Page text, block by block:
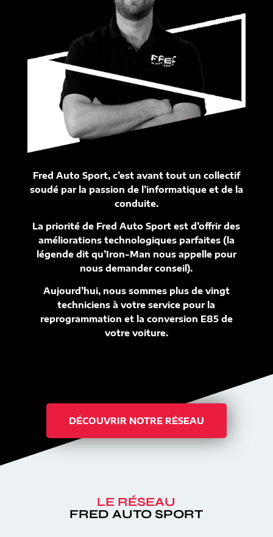
Fred Auto Sport, c’est avant tout un collectif
soudé par la passion de l’informatique et de la
conduite.
La priorité de Fred Auto Sport est d’offrir des
améliorations technologiques parfaites (la
légende dit qu’Iron-Man nous appelle pour
nous demander conseil).
Aujourd’hui, nous sommes plus de vingt
techniciens à votre service pour la
reprogrammation et la conversion E85 de
votre voiture.
DÉCOUVRIR NOTRE RÉSEAU
LE RÉSEAU
FRED AUTO SPORT